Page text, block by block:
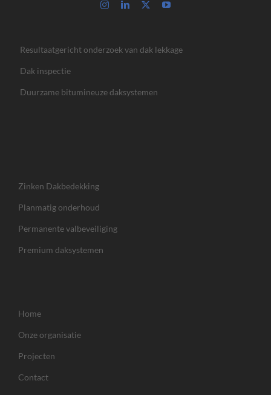
Resultaatgericht onderzoek van dak lekkage
Dak inspectie
Duurzame bitumineuze daksystemen
Zinken Dakbedekking
Planmatig onderhoud
Permanente valbeveiliging
Premium daksystemen
Home
Onze organisatie
Projecten
Contact